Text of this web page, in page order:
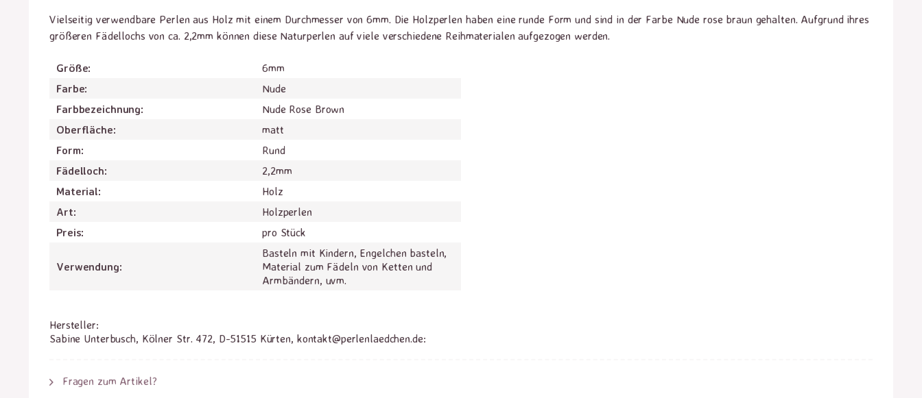
Vielseitig verwendbare Perlen aus Holz mit einem Durchmesser von 6mm. Die Holzperlen haben eine runde Form und sind in der Farbe Nude rose braun gehalten. Aufgrund ihres
größeren Fädellochs von ca. 2,2mm können diese Naturperlen auf viele verschiedene Reihmaterialen aufgezogen werden.
Größe:
6mm
Farbe:
Nude
Farbbezeichnung:
Nude Rose Brown
Oberfläche:
matt
Form:
Rund
Fädelloch:
2,2mm
Material:
Holz
Art:
Holzperlen
Preis:
pro Stück
Verwendung:
Basteln mit Kindern, Engelchen basteln,
Material zum Fädeln von Ketten und
Armbändern, uvm.
Hersteller:
Sabine Unterbusch, Kölner Str. 472, D-51515 Kürten, kontakt@perlenlaedchen.de:
Fragen zum Artikel?